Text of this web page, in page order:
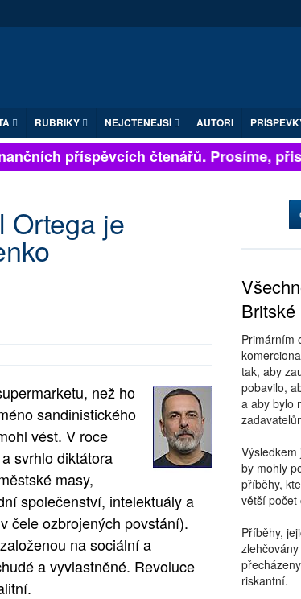
RUBRIKY NEJČTENĚJŠÍ AUTOŘI
příspěvcích čtenářů. Prosíme,
Ortega je
než ho
sandinistického
vést. V roce
svrhlo diktátora
masy,
společenství, intelektuály a
čele ozbrojených povstání).
na sociální a
a vyvlastněné. Revoluce
Britské
Primárním
tak, aby
pobavilo,
a aby bylo
by mohly
příběhy,
větší počet
Příběhy,
riskantní.